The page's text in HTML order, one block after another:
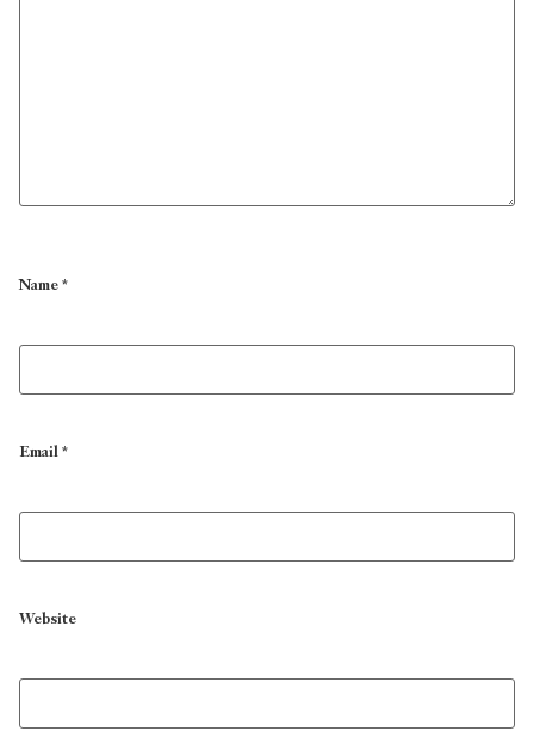
Name*
Email*
Website